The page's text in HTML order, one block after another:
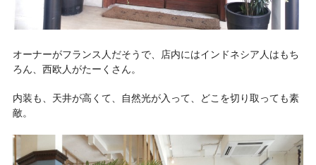
オーナーがフランス人だそうで、店内にはインドネシア人はもち
ろん、西欧人がたーくさん。
内装も、天井が高くて、自然光が入って、どこを切り取っても素
敵。